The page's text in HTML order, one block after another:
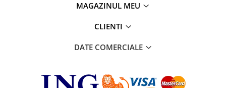
MAGAZINUL MEU
CLIENTI
DATE COMERCIALE